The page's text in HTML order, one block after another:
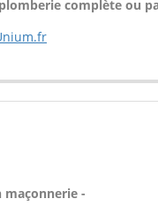
complète ou
maçonnerie -